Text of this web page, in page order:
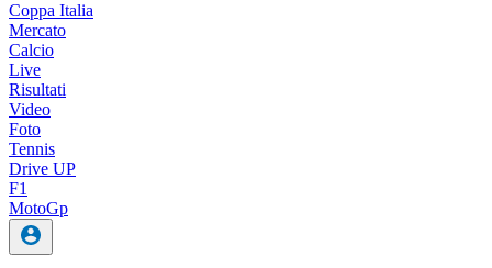
Coppa Italia
Mercato
Calcio
Live
Risultati
Video
Foto
Tennis
Drive UP
F1
MotoGp